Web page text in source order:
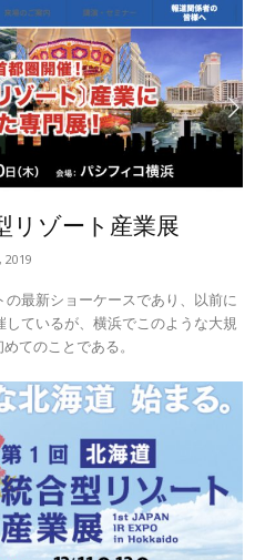
リゾート産業展
最新ショーケースであり、以前に
ているが、横浜でこのような大規
てのことである。